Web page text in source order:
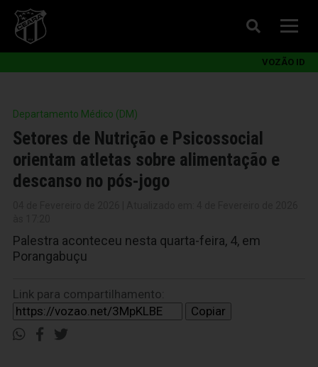
VOZÃO ID
Departamento Médico (DM)
Setores de Nutrição e Psicossocial
orientam atletas sobre alimentação e
descanso no pós-jogo
Palestra aconteceu nesta quarta-feira, 4, em
Porangabuçu
Link para compartilhamento:
Copiar